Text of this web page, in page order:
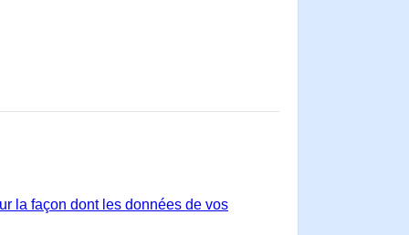
la façon dont les données de vos